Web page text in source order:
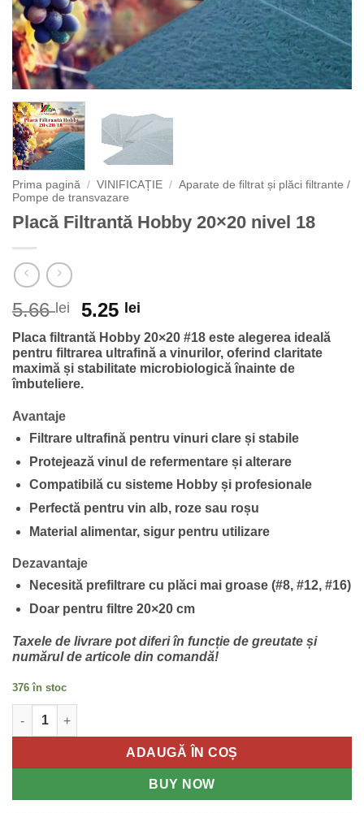
Prima pagină / VINIFICAȚIE / Aparate de filtrat și plăci filtrante /
Pompe de transvazare
Placă Filtrantă Hobby 20×20 nivel 18
5.66 lei
Prețul
inițial
a
fost:
5.66 lei.
5.25 lei
curent
este:
5.25 lei.
Placa filtrantă Hobby 20×20 #18 este alegerea ideală
pentru filtrarea ultrafină a vinurilor, oferind claritate
maximă și stabilitate microbiologică înainte de
îmbuteliere.
Avantaje
Filtrare ultrafinăpentru vinuri clare și stabile
Protejează vinul de refermentare și alterare
Compatibilă cu sisteme Hobby și profesionale
Perfectă pentru vin alb, roze sau roșu
Material alimentar, sigur pentru utilizare
Dezavantaje
Necesită prefiltrare cu plăci mai groase (#8, #12, #16)
Doar pentru filtre 20×20 cm
Taxele de livrare pot diferi în funcție de greutate și
numărul de articole din comandă!
376 în stoc
ADAUGĂ ÎN COȘ
BUY NOW